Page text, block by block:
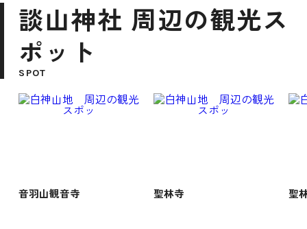
談山神社 周辺の観光ス
ポット
SPOT
音羽山観音寺 聖林寺 聖